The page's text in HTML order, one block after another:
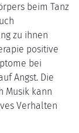
beim Tanz
zu ihnen
positive
bei
Angst. Die
Musik kann
Verhalten